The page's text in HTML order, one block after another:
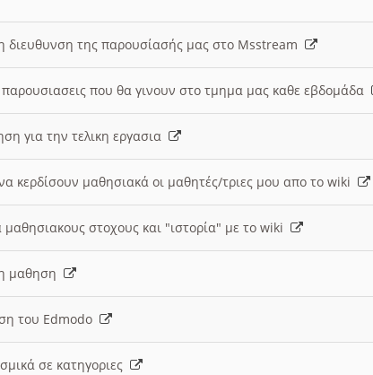
διευθυνση της παρουσίασής μας στο Msstream
παρουσιασεις που θα γινουν στο τμημα μας καθε εβδομάδα
για την τελικη εργασια
κερδίσουν μαθησιακά οι μαθητές/τριες μου απο το wiki
μαθησιακους στοχους και "ιστορία" με το wiki
μαθηση
του Edmodo
σε κατηγοριες